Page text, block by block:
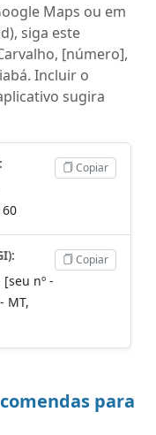
Maps ou em
siga este
[número],
Incluir o
sugira
Copiar
nº -
MT,
Copiar
para